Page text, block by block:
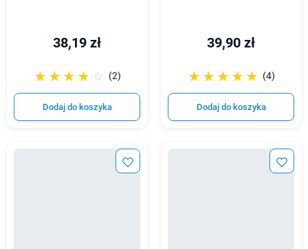
38,19 zł
☆☆☆☆☆
★★★★★ (2)
Dodaj do koszyka
39,90 zł
☆☆☆☆☆
★★★★★ (4)
Dodaj do koszyka